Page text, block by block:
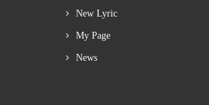
New Lyric
My Page
News